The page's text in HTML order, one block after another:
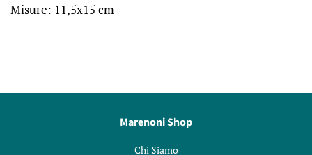
Misure: 11,5x15 cm
Marenoni Shop
Chi Siamo